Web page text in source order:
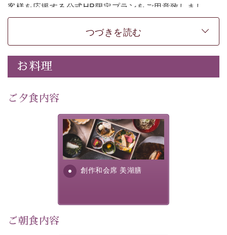
客様を応援する公式HP限定プランをご用意致しまし
た。
日頃なかなか言えない感謝の気持ちを
お伝えし
てみてはいかがでしょうか。
-----------【安心への取り組み】----------
個室料亭、貸切風呂のご利用が可能な上、 安心安全にご
30項目以上からなる独自の衛生・消毒プログラムの基、
---------------------------------------------
・記念写真＆オリジナル【フォトフレームカード】プレ
思い出デザートプレート付き
・諏訪大社4社を巡る無料参拝バス（事前予約制）
・館内着をご用意
・就寝用パジャマをご用意
つづきを読む
お料理
ご夕食内容
創作和会席 美湖膳
美湖膳とは諏訪の地で特別を
提供する為に料理長・神原 裕
明が考え出した創作和会席で
す。美しい諏訪湖の幸...
ご朝食内容